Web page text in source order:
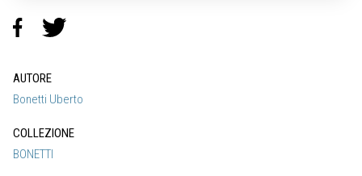
AUTORE
Bonetti Uberto
COLLEZIONE
BONETTI